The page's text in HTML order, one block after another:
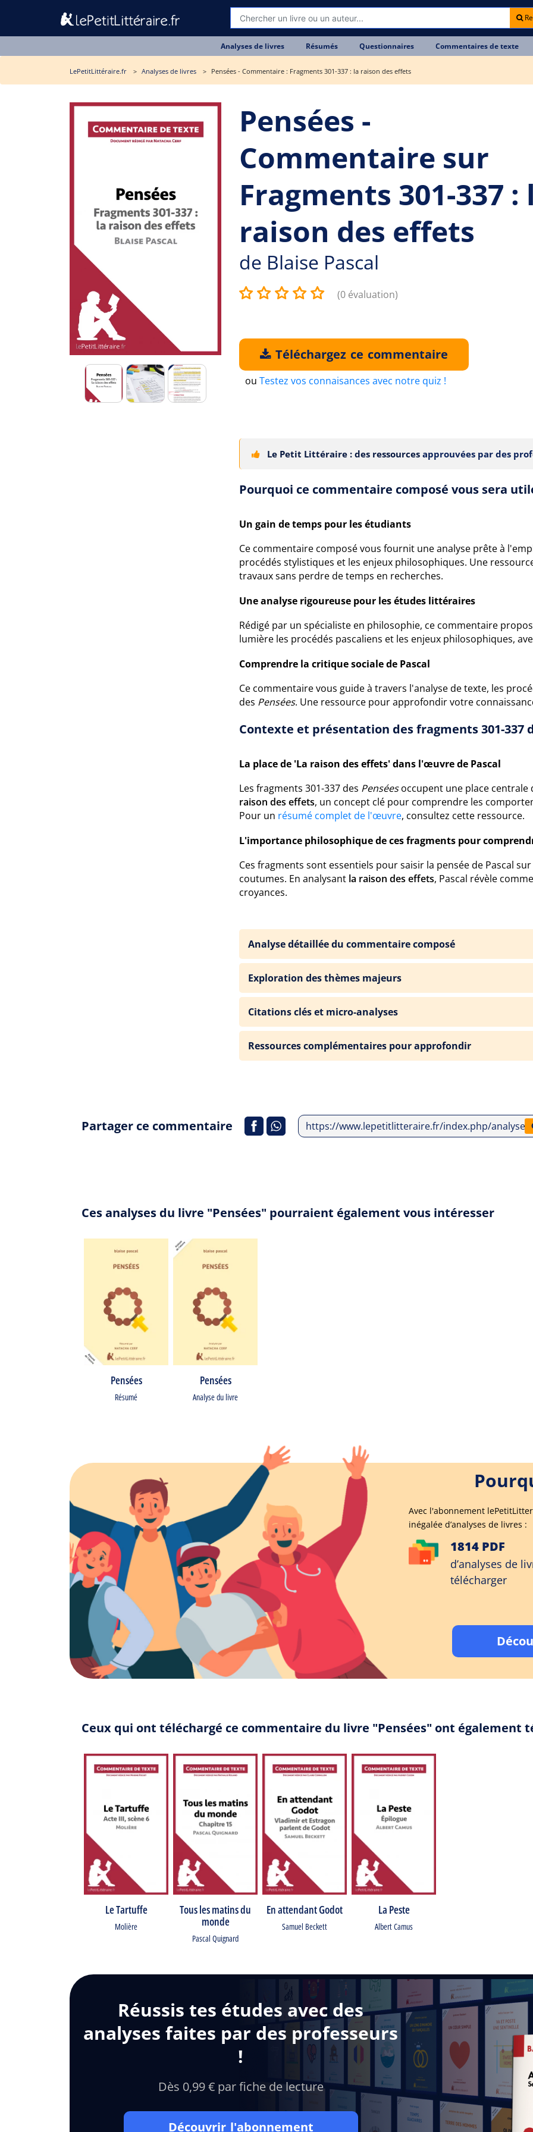
Analyses de livres Résumés Questionnaires Commentaires de texte
LePetitLittéraire.fr Analyses de livres Pensées - Commentaire : Fragments 301-337 : la raison des effets
Pensées -
Commentaire sur
Fragments 301-337 :
raison des effets
de Blaise Pascal
(0 évaluation)
Téléchargez ce commentaire
ou Testez vos connaisances avec notre quiz !
Le Petit Littéraire : des ressources approuvées par des
Pourquoi ce commentaire composé vous sera
Un gain de temps pour les étudiants
Ce commentaire composé vous fournit une analyse prête à
procédés stylistiques et les enjeux philosophiques. Une
travaux sans perdre de temps en recherches.
Une analyse rigoureuse pour les études littéraires
Rédigé par un spécialiste en philosophie, ce commentaire
lumière les procédés pascaliens et les enjeux philosophiques,
Comprendre la critique sociale de Pascal
Ce commentaire vous guide à travers l'analyse de texte, les
des Pensées. Une ressource pour approfondir votre
Contexte et présentation des fragments 301-337
La place de 'La raison des effets' dans l'œuvre de Pascal
Les fragments 301-337 des Penséesoccupent une place centrale
raison des effets, un concept clé pour comprendre les
Pour un résumé complet de l'œuvre, consultez cette ressource.
L'importance philosophique de ces fragments pour
Ces fragments sont essentiels pour saisir la pensée de Pascal
coutumes. En analysant la raison des effets, Pascal révèle
croyances.
Analyse détaillée du commentaire composé
Exploration des thèmes majeurs
Citations clés et micro-analyses
Ressources complémentaires pour approfondir
Partager ce commentaire https://www.lepetitlitteraire.fr/index.php/
Ces analyses du livre "Pensées" pourraient également vous intéresser
Pensées
Résumé
Pensées
Analyse du livre
Avec l'abonnement
inégalée d’analyses de livres :
1814 PDF
d’analyses de
télécharger
Ceux qui ont téléchargé ce commentaire du livre "Pensées" ont également
Le Tartuffe
Molière
Tous les matins du
monde
Pascal Quignard
En attendant Godot
Samuel Beckett
La Peste
Albert Camus
Réussis tes études avec des
analyses faites par des professeurs
!
Dès 0,99 € par fiche de lecture
Découvrir l'abonnement